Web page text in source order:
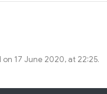
17 June 2020, at 22:25.